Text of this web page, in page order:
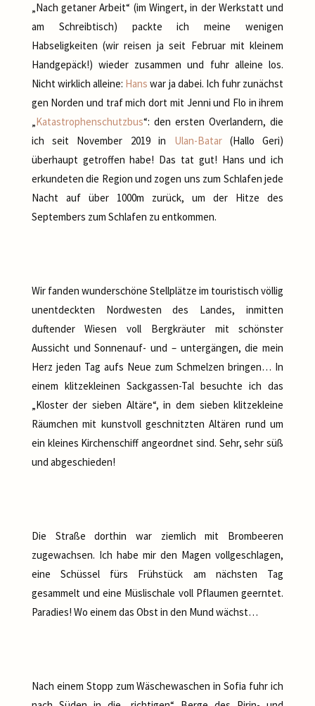
„Nach getaner Arbeit“ (im Wingert, in der Werkstatt und
am Schreibtisch) packte ich meine wenigen
Habseligkeiten (wir reisen ja seit Februar mit kleinem
Handgepäck!) wieder zusammen und fuhr alleine los.
Nicht wirklich alleine: Hans war ja dabei. Ich fuhr zunächst
gen Norden und traf mich dort mit Jenni und Flo in ihrem
„Katastrophenschutzbus“: den ersten Overlandern, die
ich seit November 2019 in Ulan-Batar(Hallo Geri)
überhaupt getroffen habe! Das tat gut! Hans und ich
erkundeten die Region und zogen uns zum Schlafen jede
Nacht auf über 1000m zurück, um der Hitze des
Septembers zum Schlafen zu entkommen.
Wir fanden wunderschöne Stellplätze im touristisch völlig
unentdeckten Nordwesten des Landes, inmitten
duftender Wiesen voll Bergkräuter mit schönster
Aussicht und Sonnenauf- und – untergängen, die mein
Herz jeden Tag aufs Neue zum Schmelzen bringen… In
einem klitzekleinen Sackgassen-Tal besuchte ich das
„Kloster der sieben Altäre“, in dem sieben klitzekleine
Räumchen mit kunstvoll geschnitzten Altären rund um
ein kleines Kirchenschiff angeordnet sind. Sehr, sehr süß
und abgeschieden!
Die Straße dorthin war ziemlich mit Brombeeren
zugewachsen. Ich habe mir den Magen vollgeschlagen,
eine Schüssel fürs Frühstück am nächsten Tag
gesammelt und eine Müslischale voll Pflaumen geerntet.
Paradies! Wo einem das Obst in den Mund wächst…
Nach einem Stopp zum Wäschewaschen in Sofia fuhr ich